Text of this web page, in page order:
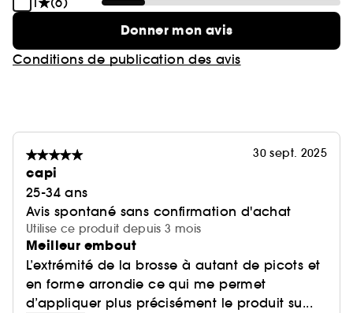
Donner mon avis
Conditions de publication des avis
30 sept. 2025
capi
25-34 ans
Avis spontané sans confirmation d'achat
Utilise ce produit depuis 3 mois
Meilleur embout
L’extrémité de la brosse à autant de picots et
en forme arrondie ce qui me permet
d’appliquer plus précisément le produit su...